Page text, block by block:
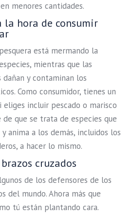
menores cantidades.
la hora de consumir
está mermando la
mientras que las
y contaminan los
Como consumidor, tienes un
incluir pescado o marisco
que se trata de especies que
anima a los demás, incluidos los
a hacer lo mismo.
cruzados
de los defensores de los
del mundo. Ahora más que
tú están plantando cara.